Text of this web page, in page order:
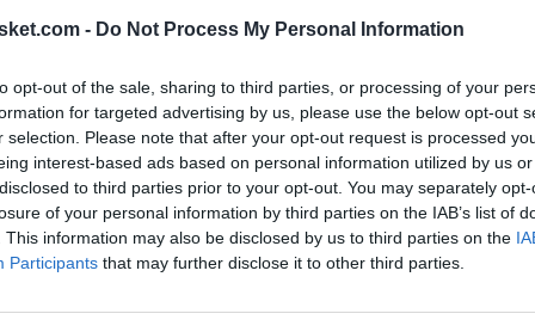
- Do Not Process My Personal Information
opt-out of the sale, sharing to third parties, or processing of your
for targeted advertising by us, please use the below opt-out
selection. Please note that after your opt-out request is processed
interest-based ads based on personal information utilized by us
to third parties prior to your opt-out. You may separately
of your personal information by third parties on the IAB’s list of
This information may also be disclosed by us to third parties on the
Participants that may further disclose it to other third parties.
en el sorteo de este año" , haciendo ver que
2017
para poner fin a la discusión, y se podría